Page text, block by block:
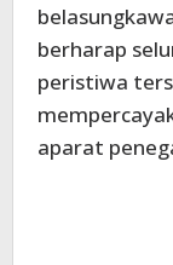
berharap
peristiwa
aparat